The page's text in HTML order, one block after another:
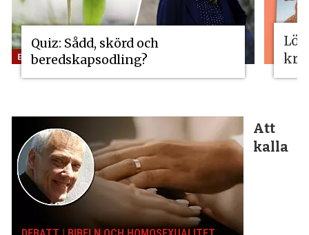
Quiz: Sådd, skörd och
beredskapsodling?
Att
kalla